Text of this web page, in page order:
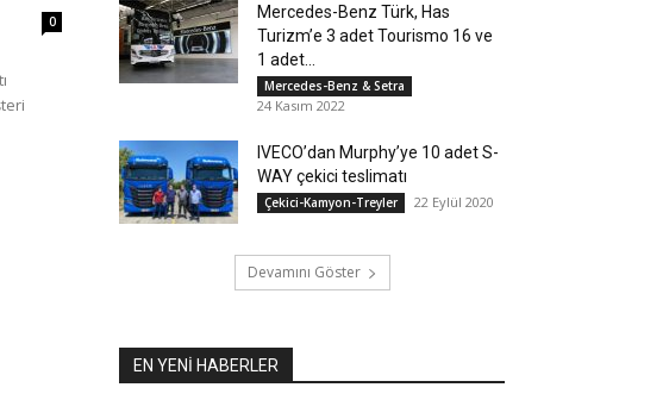
0
Mercedes-Benz Türk, Has
Turizm’e 3 adet Tourismo 16 ve
1 adet...
Mercedes-Benz & Setra
24 Kasım 2022
IVECO’dan Murphy’ye 10 adet S-
WAY çekici teslimatı
Çekici-Kamyon-Treyler 22 Eylül 2020
Devamını Göster
EN YENİ HABERLER